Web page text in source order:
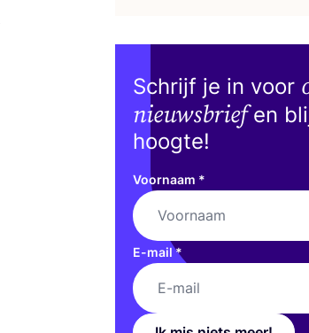
Schrijf je in voor
nieuwsbriefen
hoogte!
Voornaam *
E-mail*